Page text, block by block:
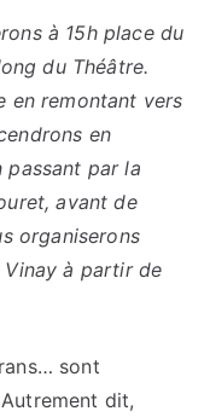
à 15h place du
du Théâtre.
en remontant vers
en
passant par la
avant de
organiserons
Vinay à partir de
sont
dit,